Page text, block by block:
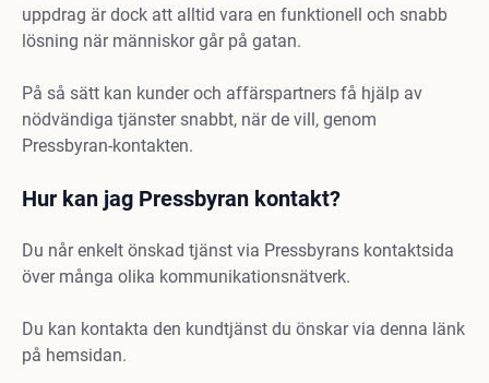
uppdrag är dock att alltid vara en funktionell och snabb
lösning när människor går på gatan.
På så sätt kan kunder och affärspartners få hjälp av
nödvändiga tjänster snabbt, när de vill, genom
Pressbyran-kontakten.
Hur kan jag Pressbyran kontakt?
Du når enkelt önskad tjänst via Pressbyrans kontaktsida
över många olika kommunikationsnätverk.
Du kan kontakta den kundtjänst du önskar via denna länk
på hemsidan.